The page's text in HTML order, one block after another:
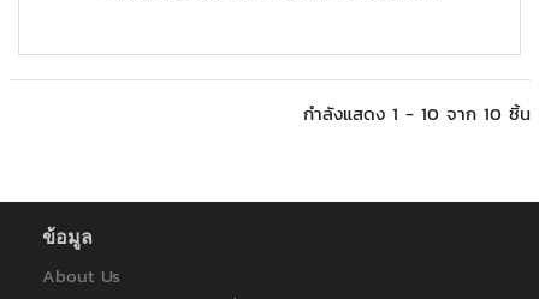
กำลังแสดง 1 - 10 จาก 10 ชิ้น
ข้อมูล
About Us